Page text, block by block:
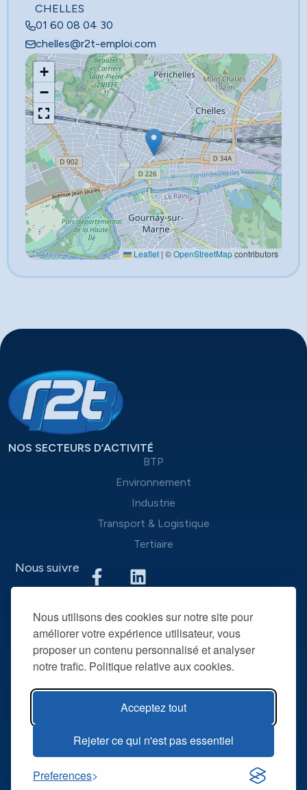
Nous utilisons des cookies sur notre site pour
améliorer votre expérience utilisateur, vous
proposer un contenu personnalisé et analyser
notre trafic. Politique relative aux cookies.
Acceptez tout
Rejeter ce qui n'est pas essentiel
Preferences
CHELLES
01 60 08 04 30
chelles@r2t-emploi.com
+
−
Leaflet | ©OpenStreetMapcontributors
NOS SECTEURS D’ACTIVITÉ
BTP
Environnement
Industrie
Transport & Logistique
Tertiaire
Nous suivre
accompagnons une équipe d’experts du recrutement et
des outils performants, afin de mieux répondre à leurs
spécificités et leurs attentes. La mise à disposition de
collaborateurs intérimaires qualifiés permet de devenir leur
partenaire RH privilégié dans la durée.
@ R2T 2025
Politique de confidentialité